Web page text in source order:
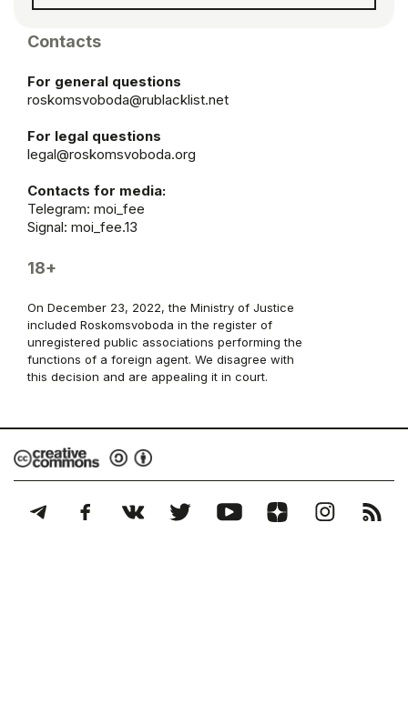
Contacts
For general questions
roskomsvoboda@rublacklist.net
For legal questions
legal@roskomsvoboda.org
Contacts for media:
Telegram: moi_fee
Signal: moi_fee.13
18+
On December 23, 2022, the Ministry of Justice
included Roskomsvoboda in the register of
unregistered public associations performing the
functions of a foreign agent. We disagree with
this decision and are appealing it in court.